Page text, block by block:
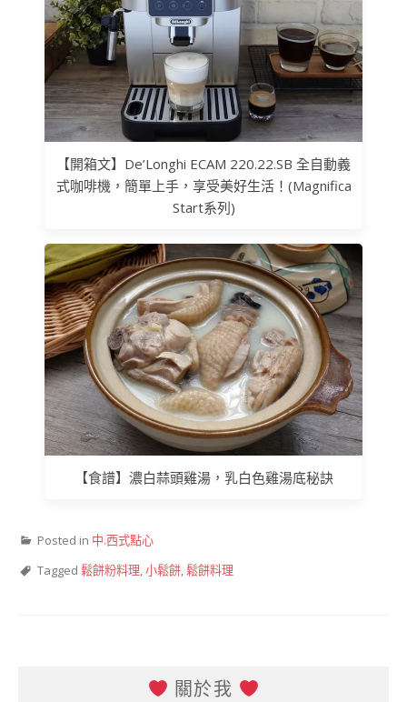
【開箱文】De’Longhi ECAM 220.22.SB 全自動義
式咖啡機，簡單上手，享受美好生活！(Magnifica
Start系列)
【食譜】濃白蒜頭雞湯，乳白色雞湯底秘訣
Posted in 中.西式點心
Tagged 鬆餅粉料理,小鬆餅,鬆餅料理
關於我